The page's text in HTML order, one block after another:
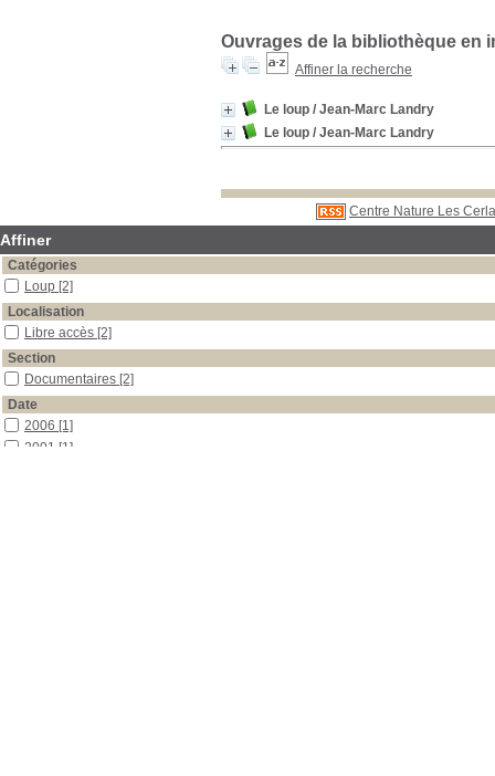
Ouvrages de la bibliothèque en
Affiner la recherche
Le loup / Jean-Marc Landry
Le loup / Jean-Marc Landry
Centre Nature Les
Affiner
Catégories
Loup [2]
Localisation
Libre accès [2]
Section
Documentaires [2]
Date
2006 [1]
2001 [1]